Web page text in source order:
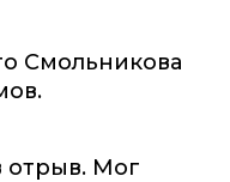
Смольникова
отрыв. Мог